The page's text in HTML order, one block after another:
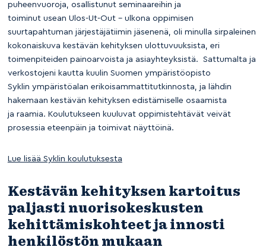
puheenvuoroja, osallistunut seminaareihin ja
toiminut usean Ulos-Ut-Out – ulkona oppimisen
suurtapahtuman järjestäjätiimin jäsenenä, oli minulla sirpaleinen
kokonaiskuva kestävän kehityksen ulottuvuuksista, eri
toimenpiteiden painoarvoista ja asiayhteyksistä. Sattumalta ja
verkostojeni kautta kuulin Suomen ympäristöopisto
Syklin ympäristöalan erikoisammattitutkinnosta, ja lähdin
hakemaan kestävän kehityksen edistämiselle osaamista
ja raamia. Koulutukseen kuuluvat oppimistehtävät veivät
prosessia eteenpäin ja toimivat näyttöinä.
Lue lisää Syklin koulutuksesta
Kestävän kehityksen kartoitus
paljasti nuorisokeskusten
kehittämiskohteet ja innosti
henkilöstön mukaan